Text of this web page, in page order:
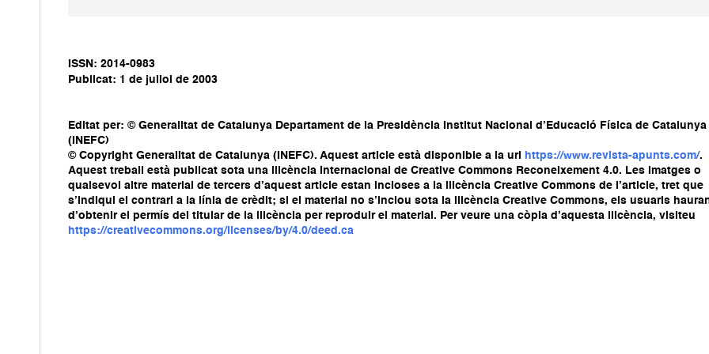
ISSN: 2014-0983
Publicat: 1 de juliol de 2003
Editat per: © Generalitat de Catalunya Departament de la Presidència Institut Nacional d’Educació Física de Catalunya
(INEFC)
© Copyright Generalitat de Catalunya (INEFC). Aquest article està disponible a la url
https://www.revista-apunts.com/.
Aquest treball està publicat sota una llicència Internacional de Creative Commons Reconeixement 4.0. Les imatges o
qualsevol altre material de tercers d’aquest article estan incloses a la llicència Creative Commons de l’article, tret que
s’indiqui el contrari a la línia de crèdit; si el material no s’inclou sota la llicència Creative Commons, els usuaris
d’obtenir el permís del titular de la llicència per reproduir el material. Per veure una còpia d’aquesta llicència, visiteu
https://creativecommons.org/licenses/by/4.0/deed.ca